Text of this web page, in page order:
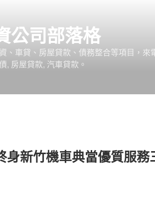
公司部落格
、車貸、房屋貸款、債務整合等項目，
, 房屋貸款, 汽車貸款。
身新竹機車典當優質服務